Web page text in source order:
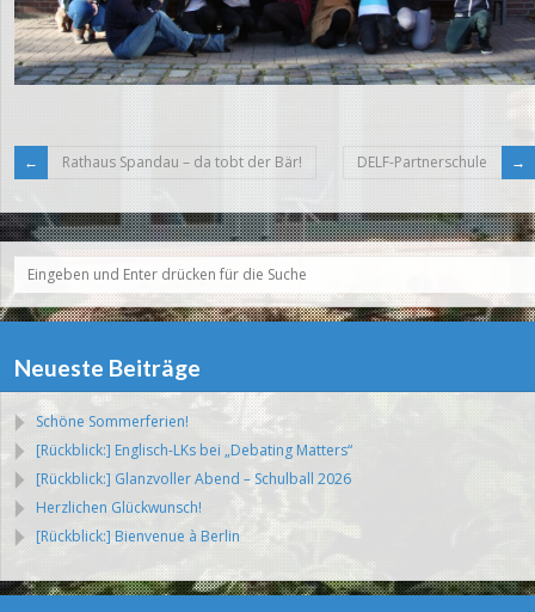
Rathaus Spandau – da tobt der Bär! DELF-Partnerschule
Neueste Beiträge
Schöne Sommerferien!
[Rückblick:] Englisch-LKs bei „Debating Matters“
[Rückblick:] Glanzvoller Abend – Schulball 2026
Herzlichen Glückwunsch!
[Rückblick:] Bienvenue à Berlin